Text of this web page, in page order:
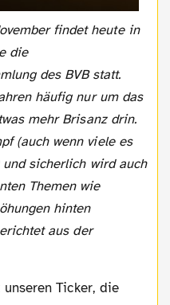
findet heute in
die
des BVB statt.
häufig nur um das
mehr Brisanz drin.
(auch wenn viele es
sicherlich wird auch
Themen wie
hinten
aus der
Ticker, die